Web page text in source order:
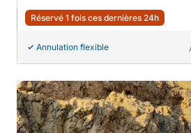
Réservé 1 fois ces dernières 24h
Annulation flexible